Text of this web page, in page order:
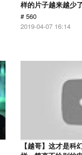
样的片子越来越少
# 560
2019-04-07 16:14
【越哥】这才是科